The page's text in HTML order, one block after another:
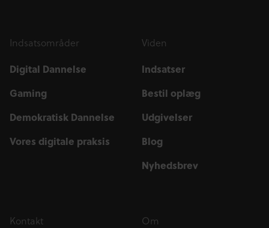
Indsatsområder
Digital Dannelse
Gaming
Demokratisk Dannelse
Vores digitale praksis
Viden
Indsatser
Bestil oplæg
Udgivelser
Blog
Nyhedsbrev
Kontakt Om